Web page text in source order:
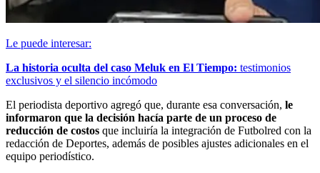
Le puede interesar:
La historia oculta del caso Meluk en El Tiempo: testimonios
exclusivos y el silencio incómodo
El periodista deportivo agregó que, durante esa conversación, le
informaron que la decisión hacía parte de un proceso de
reducción de costos que incluiría la integración de Futbolred con la
redacción de Deportes, además de posibles ajustes adicionales en el
equipo periodístico.